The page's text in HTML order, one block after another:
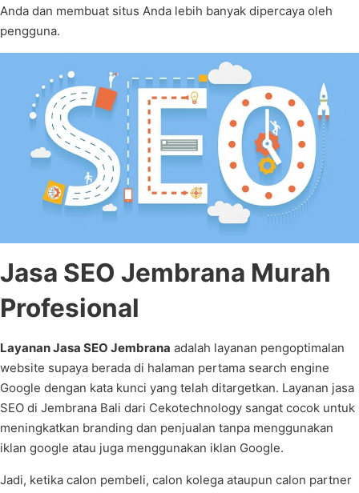
Anda dan membuat situs Anda lebih banyak dipercaya oleh
pengguna.
Jasa SEO Jembrana Murah
Profesional
Layanan Jasa SEO Jembrana adalah layanan pengoptimalan
website supaya berada di halaman pertama search engine
Google dengan kata kunci yang telah ditargetkan. Layanan jasa
SEO di Jembrana Bali dari Cekotechnology sangat cocok untuk
meningkatkan branding dan penjualan tanpa menggunakan
iklan google atau juga menggunakan iklan Google.
Jadi, ketika calon pembeli, calon kolega ataupun calon partner